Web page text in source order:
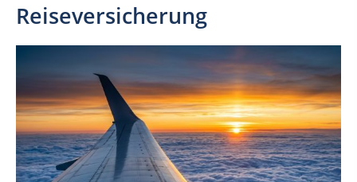
Reiseversicherung